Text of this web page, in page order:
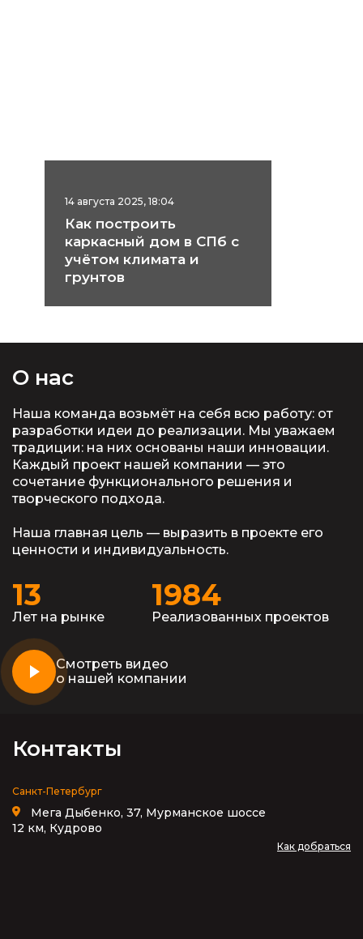
14 августа 2025, 18:04
Как построить
каркасный дом в СПб с
учётом климата и
грунтов
О нас
Наша команда возьмёт на себя всю работу: от
разработки идеи до реализации. Мы уважаем
традиции: на них основаны наши инновации.
Каждый проект нашей компании — это
сочетание функционального решения и
творческого подхода.
Наша главная цель — выразить в проекте его
ценности и индивидуальность.
13
Лет на рынке
1984
Реализованных проектов
Смотреть видео
о нашей компании
Контакты
Санкт-Петербург
Мега Дыбенко, 37, Мурманское шоссе
12 км, Кудрово
Как добраться